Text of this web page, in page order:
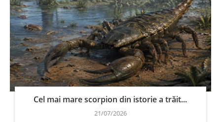
Cel mai mare scorpion din istorie a trăit...
21/07/2026